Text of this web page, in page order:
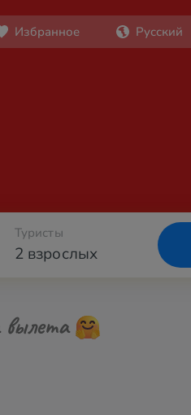
Избранное Русский
2 взрослых
Туристы
вылета